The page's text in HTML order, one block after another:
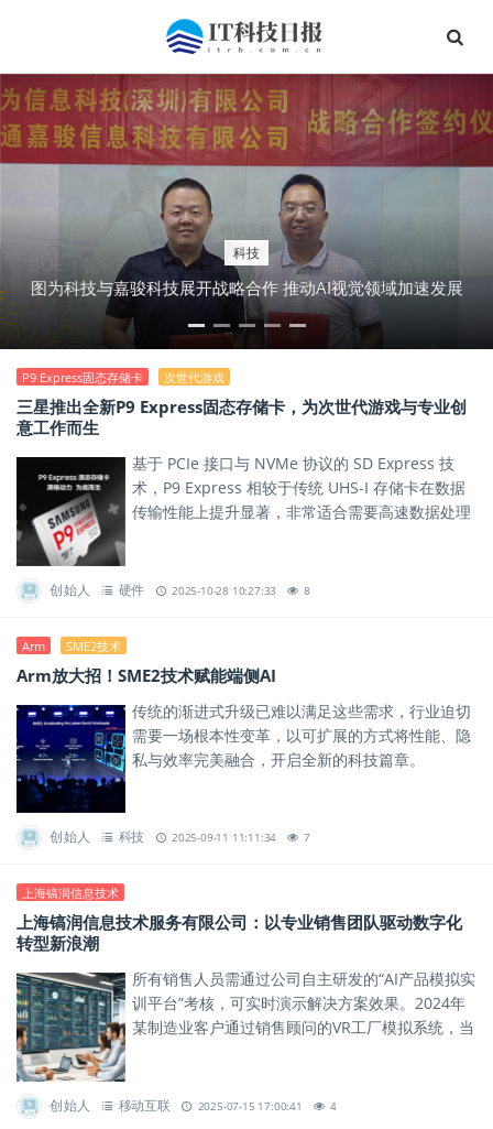
科技
图为科技与嘉骏科技展开战略合作 推动AI视觉领域加速发展
移动互联
BOE（京东方）领先科技赋能体育产业全面向新 以击剑、电
竞、健身三大应用场景诠释未来健康运动新生活
P9 Express固态存储卡 次世代游戏
三星推出全新P9 Express固态存储卡，为次世代游戏与专业创
意工作而生
基于 PCIe 接口与 NVMe 协议的 SD Express 技
术，P9 Express 相较于传统 UHS-I 存储卡在数据
传输性能上提升显著，非常适合需要高速数据处理
创始人 硬件 2025-10-28 10:27:33 8
Arm SME2技术
Arm放大招！SME2技术赋能端侧AI
传统的渐进式升级已难以满足这些需求，行业迫切
需要一场根本性变革，以可扩展的方式将性能、隐
私与效率完美融合，开启全新的科技篇章。
创始人 科技 2025-09-11 11:11:34 7
上海镐润信息技术
上海镐润信息技术服务有限公司：以专业销售团队驱动数字化
转型新浪潮
所有销售人员需通过公司自主研发的“AI产品模拟实
训平台”考核，可实时演示解决方案效果。2024年
某制造业客户通过销售顾问的VR工厂模拟系统，当
创始人 移动互联 2025-07-15 17:00:41 4